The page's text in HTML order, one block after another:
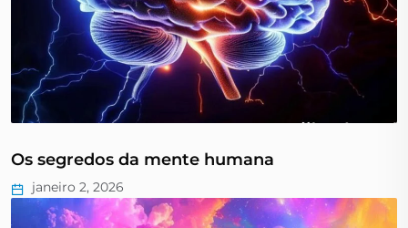
Os segredos da mente humana
janeiro 2, 2026